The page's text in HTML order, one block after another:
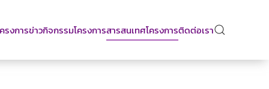
รงการข่าวกิจกรรมโครงการสารสนเทศโครงการติดต่อเรา